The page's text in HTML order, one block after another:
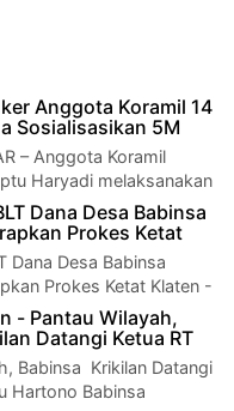
Anggota Koramil 14
Sosialisasikan 5M
– Anggota Koramil
Haryadi melaksanakan
menghimba…
Dana Desa Babinsa
Prokes Ketat
Dana Desa Babinsa
Prokes Ketat Klaten -
22 Wono…
- Pantau Wilayah,
Datangi Ketua RT
Babinsa Krikilan Datangi
Hartono Babinsa